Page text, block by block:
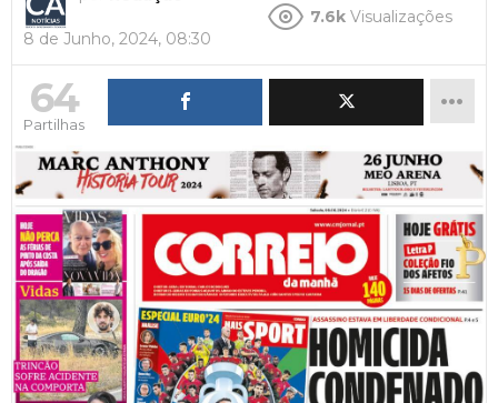
8 de Junho, 2024, 08:30
7.6k Visualizações
64
Partilhas